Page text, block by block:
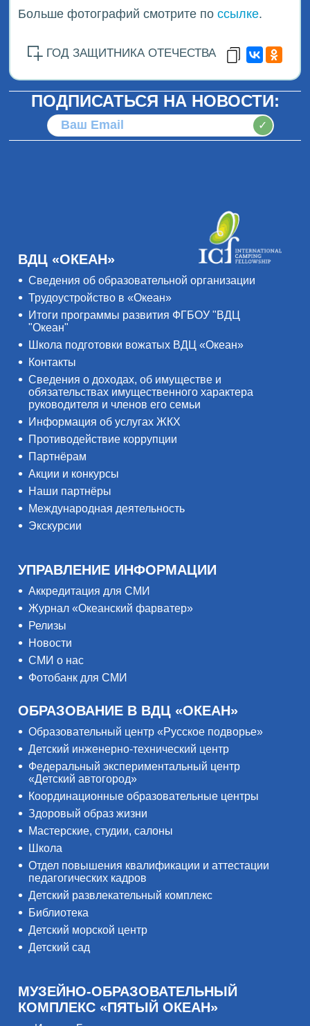
Больше фотографий смотрите поссылке.
ГОД ЗАЩИТНИКА ОТЕЧЕСТВА
ПОДПИСАТЬСЯ НА НОВОСТИ:
✓
ВДЦ «ОКЕАН»
Сведения об образовательной организации
Трудоустройство в «Океан»
Итоги программы развития ФГБОУ "ВДЦ
"Океан"
Школа подготовки вожатых ВДЦ «Океан»
Контакты
Сведения о доходах, об имуществе и
обязательствах имущественного характера
руководителя и членов его семьи
Информация об услугах ЖКХ
Противодействие коррупции
Партнёрам
Акции и конкурсы
Наши партнёры
Международная деятельность
Экскурсии
УПРАВЛЕНИЕ ИНФОРМАЦИИ
Аккредитация для СМИ
Журнал «Океанский фарватер»
Релизы
Новости
СМИ о нас
Фотобанк для СМИ
ОБРАЗОВАНИЕ В ВДЦ «ОКЕАН»
Образовательный центр «Русское подворье»
Детский инженерно-технический центр
Федеральный экспериментальный центр
«Детский автогород»
Координационные образовательные центры
Здоровый образ жизни
Мастерские, студии, салоны
Школа
Отдел повышения квалификации и аттестации
педагогических кадров
Детский развлекательный комплекс
Библиотека
Детский морской центр
Детский сад
МУЗЕЙНО-ОБРАЗОВАТЕЛЬНЫЙ
КОМПЛЕКС «ПЯТЫЙ ОКЕАН»